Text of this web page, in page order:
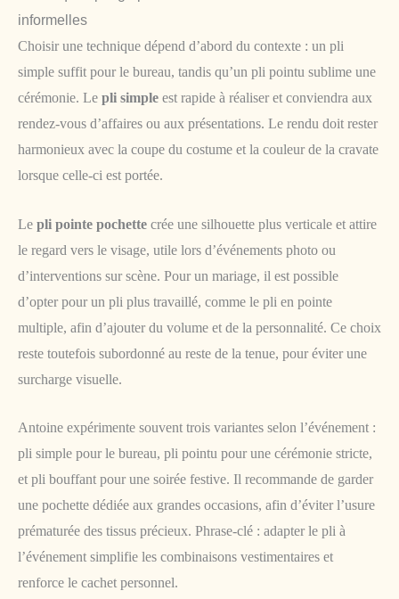
informelles
Choisir une technique dépend d’abord du contexte : un pli
simple suffit pour le bureau, tandis qu’un pli pointu sublime une
cérémonie. Le pli simple est rapide à réaliser et conviendra aux
rendez-vous d’affaires ou aux présentations. Le rendu doit rester
harmonieux avec la coupe du costume et la couleur de la cravate
lorsque celle-ci est portée.
Le pli pointe pochette crée une silhouette plus verticale et attire
le regard vers le visage, utile lors d’événements photo ou
d’interventions sur scène. Pour un mariage, il est possible
d’opter pour un pli plus travaillé, comme le pli en pointe
multiple, afin d’ajouter du volume et de la personnalité. Ce choix
reste toutefois subordonné au reste de la tenue, pour éviter une
surcharge visuelle.
Antoine expérimente souvent trois variantes selon l’événement :
pli simple pour le bureau, pli pointu pour une cérémonie stricte,
et pli bouffant pour une soirée festive. Il recommande de garder
une pochette dédiée aux grandes occasions, afin d’éviter l’usure
prématurée des tissus précieux. Phrase-clé : adapter le pli à
l’événement simplifie les combinaisons vestimentaires et
renforce le cachet personnel.